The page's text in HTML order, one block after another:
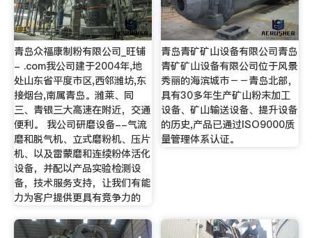
青岛众福康制粉有限公司_旺铺
- .com我公司建于2004年,地
处山东省平度市区,西邻潍坊,东
接烟台,南属青岛。潍莱、同
三、青银三大高速在附近，交通
便利。 我公司研磨设备--气流
磨和脱气机、立式磨粉机、压片
机、以及雷蒙磨和连续粉体活化
设备，并配以产品实验检测设
备，技术服务支持，让我们有能
力为客户提供更具有竞争力的
青岛青矿矿山设备有限公司青岛
青矿矿山设备有限公司位于风景
秀丽的海滨城市－－青岛北部，
具有30多年生产矿山粉末加工
设备、矿山输送设备、提升设备
的历史,产品已通过ISO9000质
量管理体系认证。